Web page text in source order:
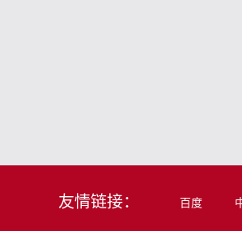
友情链接： 百度